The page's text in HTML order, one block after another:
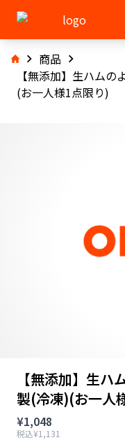
商品
【無添加】生ハム
(お一人様1点限り)
【無添加】生
製(冷凍)(お一人
¥1,048
税込¥1,131